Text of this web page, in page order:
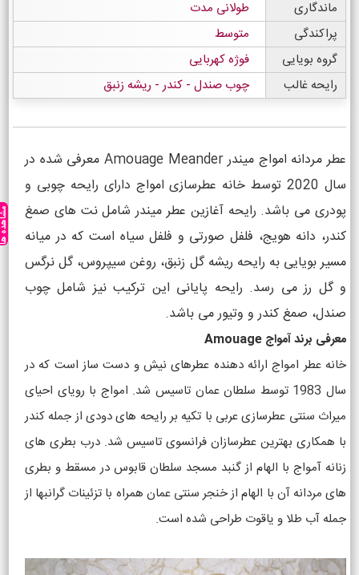
ماندگاری
طولانی مدت
پراکندگی
متوسط
گروه بویایی
فوژه کهربایی
رایحه غالب
چوب صندل - کندر - ریشه زنبق
عطر مردانه امواج میندر Amouage Meander معرفی شده در
سال 2020 توسط خانه عطرسازی امواج دارای رایحه چوبی و
پودری می باشد. رایحه آغازین عطر میندر شامل نت های صمغ
کندر، دانه هویج، فلفل صورتی و فلفل سیاه است که در میانه
مسیر بویایی به رایحه ریشه گل زنبق، روغن سیپروس، گل نرگس
و گل رز می رسد. رایحه پایانی این ترکیب نیز شامل چوب
صندل، صمغ کندر و وتیور می باشد.
معرفی برند آمواج Amouage
خانه عطر امواج ارائه دهنده عطرهای نیش و دست ساز است که در
سال 1983 توسط سلطان عمان تاسیس شد. امواج با رویای احیای
میراث سنتی عطرسازی عربی با تکیه بر رایحه های دودی از جمله کندر
با همکاری بهترین عطرسازان فرانسوی تاسیس شد. درب بطری های
زنانه آمواج با الهام از گنبد مسجد سلطان قابوس در مسقط و بطری
های مردانه آن با الهام از خنجر سنتی عمان همراه با تزئینات گرانبها از
جمله آب طلا و یاقوت طراحی شده است.